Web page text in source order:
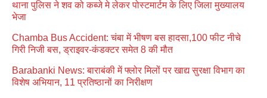
थाना पुलिस ने शव को कब्जे मे लेकर पोस्टमार्टम के लिए जिला मुख्यालय
भेजा
Chamba Bus Accident: चंबा में भीषण बस हादसा,100 फीट नीचे
गिरी निजी बस, ड्राइवर-कंडक्टर समेत 8 की मौत
Barabanki News: बाराबंकी में फ्लोर मिलों पर खाद्य सुरक्षा विभाग का
विशेष अभियान, 11 प्रतिष्ठानों का निरीक्षण